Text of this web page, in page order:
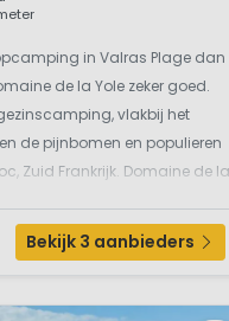
de
jouw
Naturel Régional
lava (Sidobre)
door het
valleien,
in Valras Plage dan
de la Yole zeker goed.
vlakbij het
de pijnbomen en populieren
Zuid Frankrijk. Domaine de la
de gezellige drukte...
Bekijk 3 aanbieders